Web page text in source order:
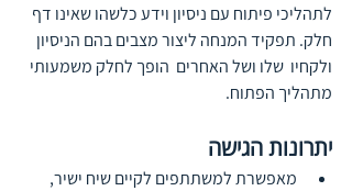
לתהליכי פיתוח עם ניסיון וידע כלשהו שאינו דף
חלק. תפקיד המנחה ליצור מצבים בהם הניסיון
ולקחיו  שלו ושל האחרים  הופך לחלק משמעותי
מתהליך הפתוח.
יתרונות הגישה
מאפשרת למשתתפים לקיים שיח ישיר,